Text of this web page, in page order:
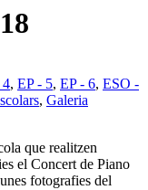
4, EP - 5, EP - 6, ESO -
, Galeria
que realitzen
el Concert de Piano
fotografies del